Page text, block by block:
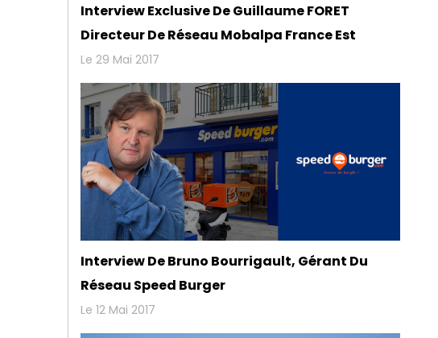
Interview Exclusive De Guillaume FORET
Directeur De Réseau Mobalpa France Est
Le 29 Mai 2017
Interview De Bruno Bourrigault, Gérant Du
Réseau Speed Burger
Le 12 Mai 2017